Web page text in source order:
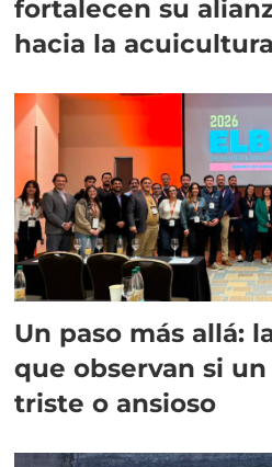
fortalecen su
hacia la
Un paso más allá:
que observan si
triste o ansioso